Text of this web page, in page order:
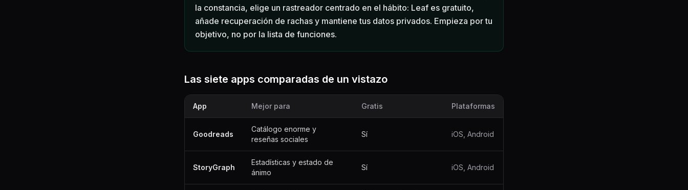
la constancia, elige un rastreador centrado en el hábito: Leaf es gratuito,
añade recuperación de rachas y mantiene tus datos privados. Empieza por tu
objetivo, no por la lista de funciones.
Las siete apps comparadas de un vistazo
App Mejor para Gratis Plataformas
Goodreads
Catálogo enorme y
reseñas sociales
Sí iOS, Android
StoryGraph
Estadísticas y estado de
ánimo
Sí iOS, Android